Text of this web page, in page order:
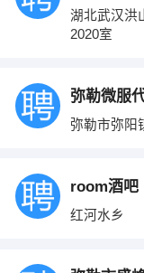
湖北武汉洪
2020室
弥勒微服
弥勒市弥阳
room酒吧
红河水乡